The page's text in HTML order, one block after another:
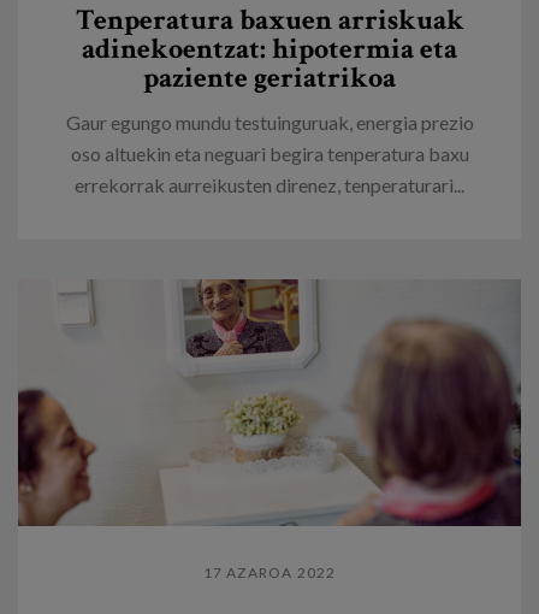
Tenperatura baxuen arriskuak
adinekoentzat: hipotermia eta
paziente geriatrikoa
Gaur egungo mundu testuinguruak, energia prezio
oso altuekin eta neguari begira tenperatura baxu
errekorrak aurreikusten direnez, tenperaturari...
17 AZAROA 2022